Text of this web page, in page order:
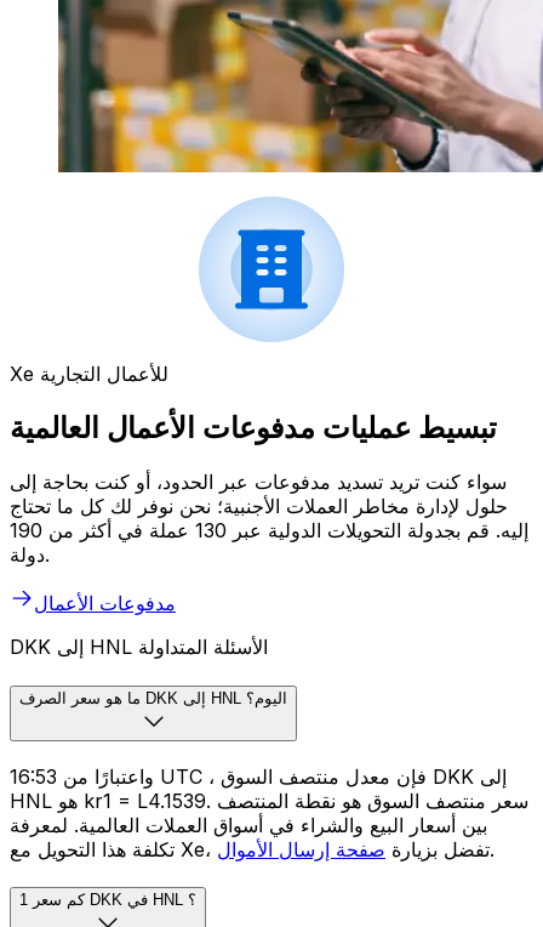
Xe للأعمال التجارية
تبسيط عمليات مدفوعات الأعمال العالمية
سواء كنت تريد تسديد مدفوعات عبر الحدود، أو كنت بحاجة إلى
حلول لإدارة مخاطر العملات الأجنبية؛ نحن نوفر لك كل ما تحتاج
إليه. قم بجدولة التحويلات الدولية عبر 130 عملة في أكثر من 190
دولة.
مدفوعات الأعمال
DKK إلى HNL الأسئلة المتداولة
ما هو سعر الصرف DKK إلى HNL اليوم؟
واعتبارًا من 16:53 UTC ، فإن معدل منتصف السوق DKK إلى
HNL هو kr1 = L4.1539. سعر منتصف السوق هو نقطة المنتصف
بين أسعار البيع والشراء في أسواق العملات العالمية. لمعرفة
تكلفة هذا التحويل مع Xe، تفضل بزيارة صفحة إرسال الأموال .
كم سعر 1 DKK في HNL ؟